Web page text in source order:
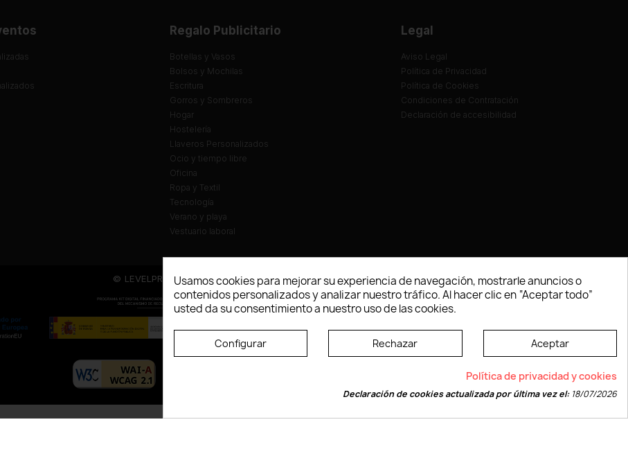
Regalo Publicitario
Botellas y Vasos
Bolsos y Mochilas
Escritura
Gorros y Sombreros
Hogar
Hostelería
Llaveros Personalizados
Ocio y tiempo libre
Oficina
Ropa y Textil
Tecnología
Verano y playa
Vestuario laboral
Legal
Aviso Legal
Política de Privacidad
Política de Cookies
Condiciones de Contratación
Declaración de accesibilidad
© LEVELPRINT - 2026
La página dispone de código accesible según las normas dictadas por la W3C
Usamos cookies para mejorar su experiencia de navegación, mostrarle anuncios o
contenidos personalizados y analizar nuestro tráfico. Al hacer clic en “Aceptar todo”
usted da su consentimiento a nuestro uso de las cookies.
Configurar Rechazar Aceptar
Política de privacidad y cookies
Declaración de cookies actualizada por última vez el:18/07/2026